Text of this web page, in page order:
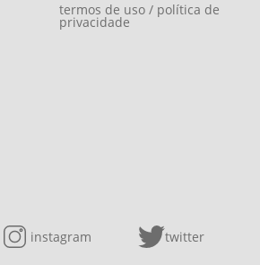
termos de uso / política de
privacidade
instagram twitter